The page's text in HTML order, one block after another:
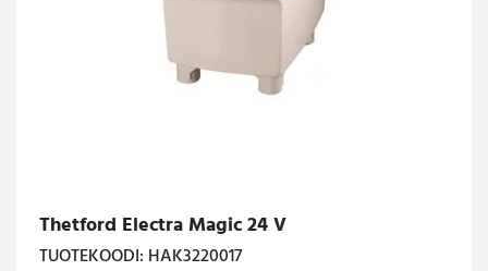
Thetford Electra Magic 24 V
TUOTEKOODI: HAK3220017